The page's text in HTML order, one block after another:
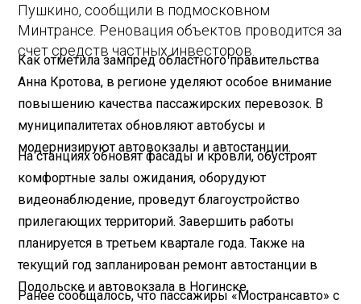
Пушкино, сообщили в подмосковном
Минтрансе. Реновация объектов проводится за
счет средств частных инвесторов.
Как отметила зампред областного правительства
Анна Кротова, в регионе уделяют особое внимание
повышению качества пассажирских перевозок. В
муниципалитетах обновляют автобусы и
модернизируют автовокзалы и автостанции.
На станциях обновят фасады и кровли, обустроят
комфортные залы ожидания, оборудуют
видеонаблюдение, проведут благоустройство
прилегающих территорий. Завершить работы
планируется в третьем квартале года. Также на
текущий год запланирован ремонт автостанции в
Подольске и автовокзала в Ногинске.
Ранее сообщалось, что пассажиры «Мострансавто» с